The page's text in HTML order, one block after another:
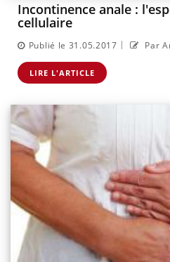
Incontinence anale :
cellulaire
Publié le 31.05.2017 | Par
LIRE L'ARTICLE